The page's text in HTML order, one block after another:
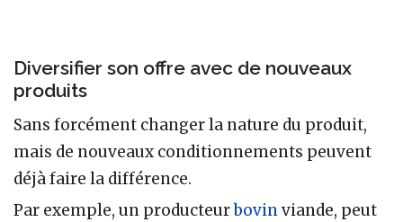
Diversifier son offre avec de nouveaux
produits
Sans forcément changer la nature du produit,
mais de nouveaux conditionnements peuvent
déjà faire la différence.
Par exemple, un producteurbovinviande, peut